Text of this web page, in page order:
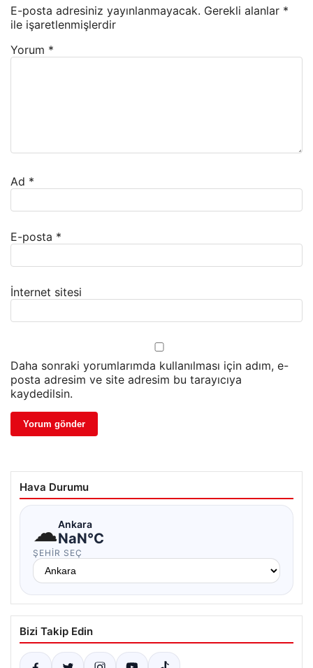
E-posta adresiniz yayınlanmayacak. Gerekli alanlar *
ile işaretlenmişlerdir
Yorum *
Ad *
E-posta *
İnternet sitesi
Daha sonraki yorumlarımda kullanılması için adım, e-
posta adresim ve site adresim bu tarayıcıya
kaydedilsin.
Hava Durumu
☁Ankara
NaN°C
ŞEHIR SEÇ
Bizi Takip Edin